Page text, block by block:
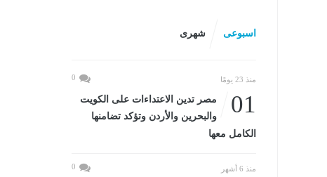
اسبوعى شهرى
منذ 23 يومًا 0
01
مصر تدين الاعتداءات على الكويت
والبحرين والأردن وتؤكد تضامنها
الكامل معها
منذ 6 أشهر 0